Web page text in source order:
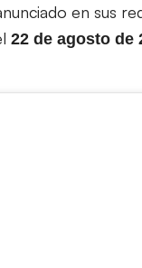
en sus
22 de agosto de